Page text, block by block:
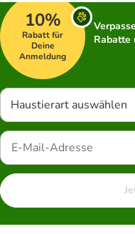
10%
Rabatt für
Deine
Anmeldung
Rabatte
Haustierart auswählen